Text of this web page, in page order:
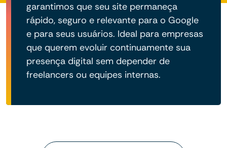
garantimos que seu site permaneça
rápido, seguro e relevante para o Google
e para seus usuários. Ideal para empresas
que querem evoluir continuamente sua
presença digital sem depender de
freelancers ou equipes internas.